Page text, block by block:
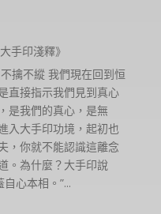
大手印淺釋》
擒不縱 我們現在回到恒
直接指示我們見到真心
是我們的真心，是無
入大手印功境，起初也
，你就不能認識這離念
。為什麼？大手印說
心本相。”...